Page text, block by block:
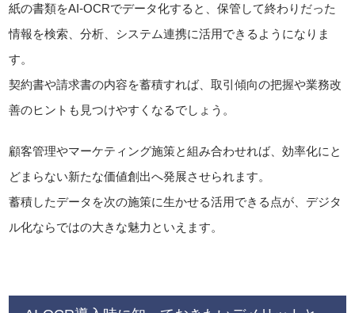
紙の書類をAI-OCRでデータ化すると、保管して終わりだった
情報を検索、分析、システム連携に活用できるようになりま
す。
契約書や請求書の内容を蓄積すれば、取引傾向の把握や業務改
善のヒントも見つけやすくなるでしょう。
顧客管理やマーケティング施策と組み合わせれば、効率化にと
どまらない新たな価値創出へ発展させられます。
蓄積したデータを次の施策に生かせる活用できる点が、デジタ
ル化ならではの大きな魅力といえます。